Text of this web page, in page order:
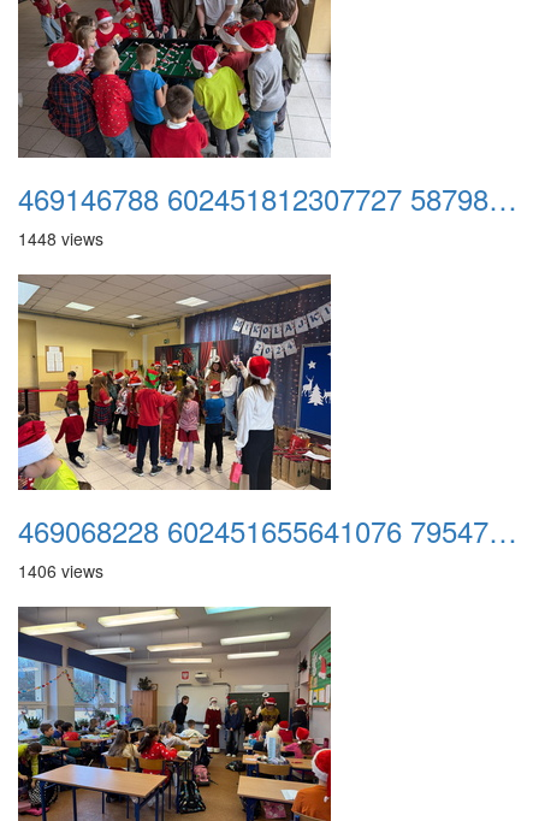
469146788 602451812307727 587985159365254101 n
1448 views
469068228 602451655641076 795474470280509221 n
1406 views